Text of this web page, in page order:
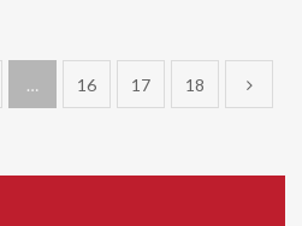
… 16 17 18